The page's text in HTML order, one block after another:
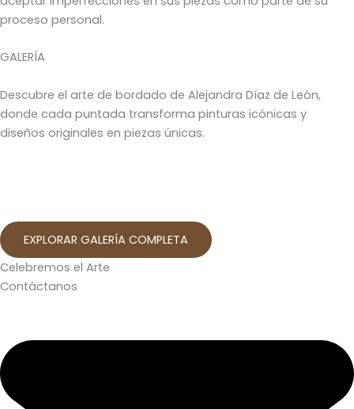
proceso personal.
GALERÍA
Descubre el arte de bordado de Alejandra Díaz de León,
donde cada puntada transforma pinturas icónicas y
diseños originales en piezas únicas.
EXPLORAR GALERÍA COMPLETA
Celebremos el Arte
Contáctanos